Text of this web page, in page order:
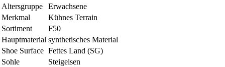
Altersgruppe
Erwachsene
Merkmal
Kühnes Terrain
Sortiment
F50
Hauptmaterial synthetisches Material
Shoe Surface Fettes Land (SG)
Sohle
Steigeisen